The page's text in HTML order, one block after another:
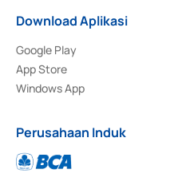
Download Aplikasi
Google Play
App Store
Windows App
Perusahaan Induk